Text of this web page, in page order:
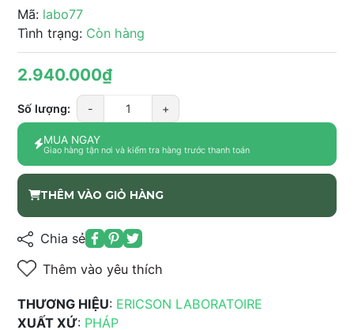
Mã: labo77
Tình trạng: Còn hàng
2.940.000₫
Số lượng: - +
MUA NGAY
Giao hàng tận nơi và kiểm tra hàng trước thanh toán
THÊM VÀO GIỎ HÀNG
Chia sẻ
Thêm vào yêu thích
THƯƠNG HIỆU: ERICSON LABORATOIRE
XUẤT XỨ: PHÁP